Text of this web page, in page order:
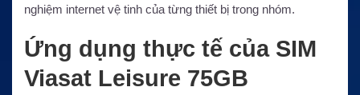
nghiệm internet vệ tinh của từng thiết bị trong nhóm.
Ứng dụng thực tế của SIM
Viasat Leisure 75GB